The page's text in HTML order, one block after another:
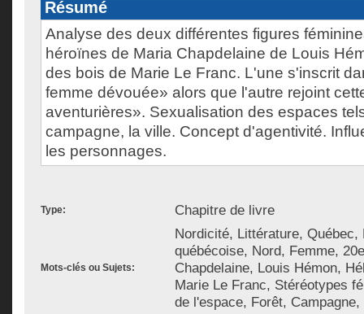
Résumé
Analyse des deux différentes figures
héroïnes de Maria Chapdelaine de Louis
des bois de Marie Le Franc. L'une s'inscrit
femme dévouée» alors que l'autre rejoint
aventurières». Sexualisation des espaces
campagne, la ville. Concept d'agentivité.
les personnages.
Type: Chapitre de livre
Mots-clés ou Sujets:
Nordicité, Littérature, Québec,
québécoise, Nord, Femme,
Chapdelaine, Louis Hémon,
Marie Le Franc, Stéréotypes
de l'espace, Forêt,